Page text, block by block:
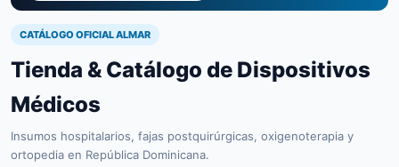
CATÁLOGO OFICIAL ALMAR
Tienda & Catálogo de Dispositivos
Médicos
Insumos hospitalarios, fajas postquirúrgicas, oxigenoterapia y
ortopedia en República Dominicana.